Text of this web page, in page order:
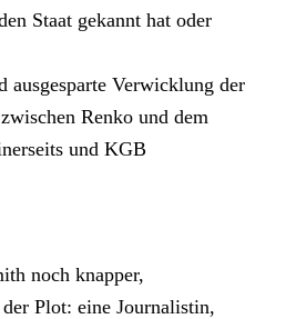
Staat gekannt hat oder
ausgesparte Verwicklung der
Renko und dem
und KGB
noch knapper,
Plot: eine Journalistin,